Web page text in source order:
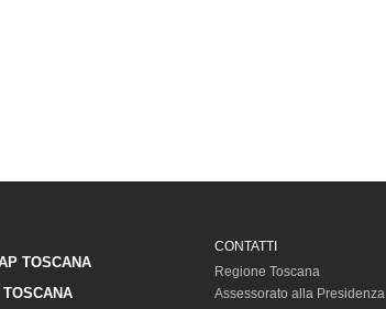
TOSCANA
CONTATTI
Regione Toscana
Assessorato alla Presidenza